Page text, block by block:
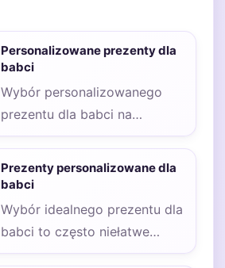
Personalizowane prezenty dla
babci
Wybór personalizowanego
prezentu dla babci na
urodziny może być nie lada
wyzwaniem, ale jednocześnie
to…
Prezenty personalizowane dla
babci
Wybór idealnego prezentu dla
babci to często niełatwe
zadanie, zwłaszcza gdy